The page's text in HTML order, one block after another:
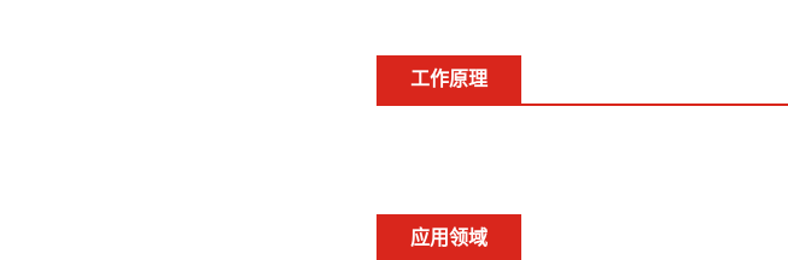
工作原理
应用领域